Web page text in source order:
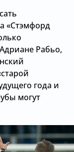
«Стэмфорд
Рабьо,
года и
могут